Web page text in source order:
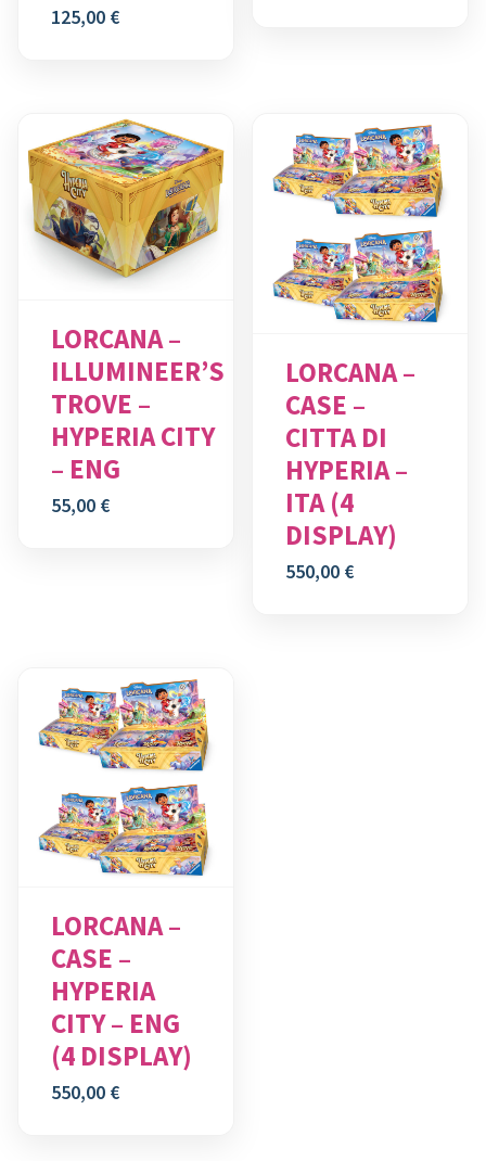
125,00 €
LORCANA –
ILLUMINEER’S
TROVE –
HYPERIA CITY
– ENG
55,00 €
LORCANA –
CASE –
CITTA DI
HYPERIA –
ITA (4
DISPLAY)
550,00 €
LORCANA –
CASE –
HYPERIA
CITY – ENG
(4 DISPLAY)
550,00 €